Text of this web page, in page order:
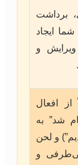
برداشت
ایجاد
ویرایش و
افعال
شد” به
و لحن
و